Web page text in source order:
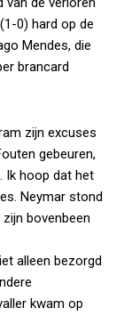
0) hard op de
Mendes, die
brancard
zijn excuses
gebeuren,
Ik hoop dat het
Neymar stond
bovenbeen
alleen bezorgd
kwam op